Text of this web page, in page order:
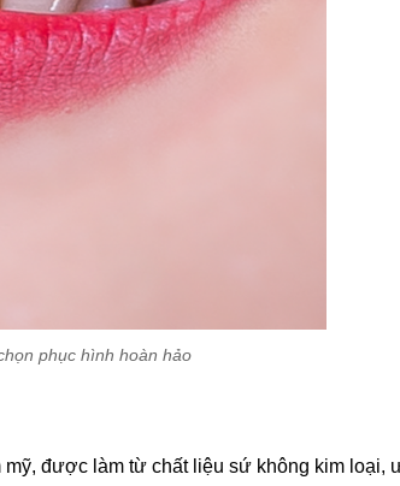
phục hình hoàn hảo
được làm từ chất liệu sứ không kim loại,